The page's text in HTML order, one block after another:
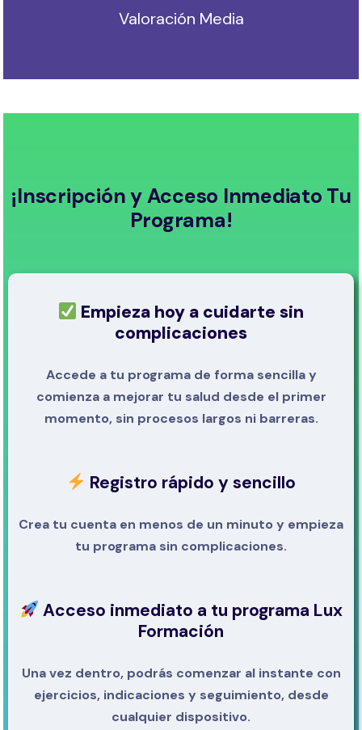
Valoración Media
¡Inscripción y Acceso Inmediato Tu
Programa!
Empieza hoy a cuidarte sin
complicaciones
Accede a tu programa de forma sencilla y
comienza a mejorar tu salud desde el primer
momento, sin procesos largos ni barreras.
Registro rápido y sencillo
Crea tu cuenta en menos de un minuto y empieza
tu programa sin complicaciones.
Acceso inmediato a tu programa Lux
Formación
Una vez dentro, podrás comenzar al instante con
ejercicios, indicaciones y seguimiento, desde
cualquier dispositivo.